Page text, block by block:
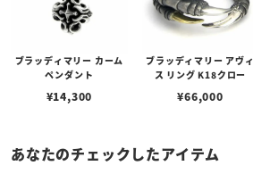
ブラッディマリー カーム
ペンダント
¥14,300
ブラッディマリー アヴィ
ス リング K18クロー
¥66,000
あなたのチェックしたアイテム